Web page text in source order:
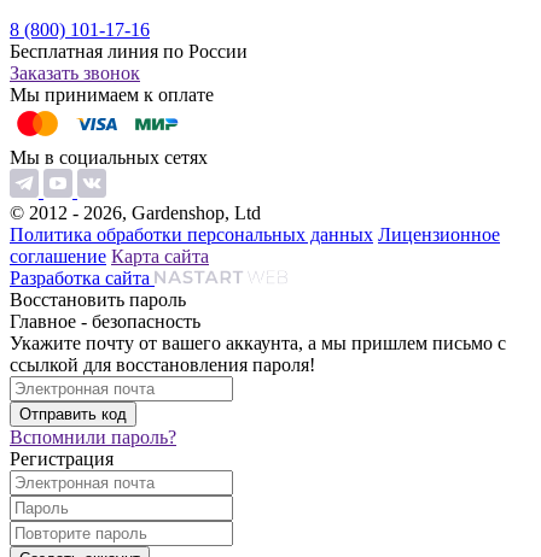
8 (800) 101-17-16
Бесплатная линия по России
Заказать звонок
Мы принимаем к оплате
Мы в социальных сетях
© 2012 - 2026, Gardenshop, Ltd
Политика обработки персональных данных Лицензионное
соглашение Карта сайта
Разработка сайта
Восстановить пароль
Главное - безопасность
Укажите почту от вашего аккаунта, а мы пришлем письмо с
ссылкой для восстановления пароля!
Вспомнили пароль?
Регистрация